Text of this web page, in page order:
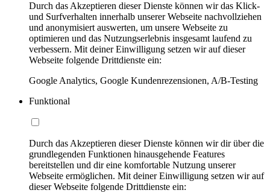
Durch das Akzeptieren dieser Dienste können wir das Klick-
und Surfverhalten innerhalb unserer Webseite nachvollziehen
und anonymisiert auswerten, um unsere Webseite zu
optimieren und das Nutzungserlebnis insgesamt laufend zu
verbessern. Mit deiner Einwilligung setzen wir auf dieser
Webseite folgende Drittdienste ein:
Google Analytics, Google Kundenrezensionen, A/B-Testing
Funktional
Durch das Akzeptieren dieser Dienste können wir dir über die
grundlegenden Funktionen hinausgehende Features
bereitstellen und dir eine komfortable Nutzung unserer
Webseite ermöglichen. Mit deiner Einwilligung setzen wir auf
dieser Webseite folgende Drittdienste ein: